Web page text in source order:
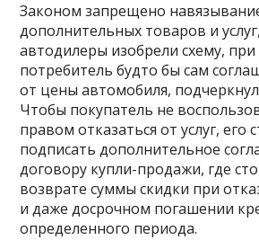
Законом запрещено
дополнительных товаров и
автодилеры изобрели схему,
потребитель будто бы сам
от цены автомобиля,
Чтобы покупатель не
правом отказаться от услуг, его
подписать дополнительное
договору купли-продажи, где
возврате суммы скидки при
и даже досрочном погашении
определенного периода.